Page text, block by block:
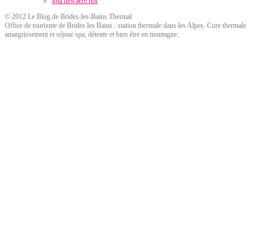
© 2012 Le Blog de Brides-les-Bains Thermal
Office de tourisme de Brides les Bains : station thermale dans les Alpes. Cure thermale
amaigrissement et séjour spa, détente et bien être en montagne.